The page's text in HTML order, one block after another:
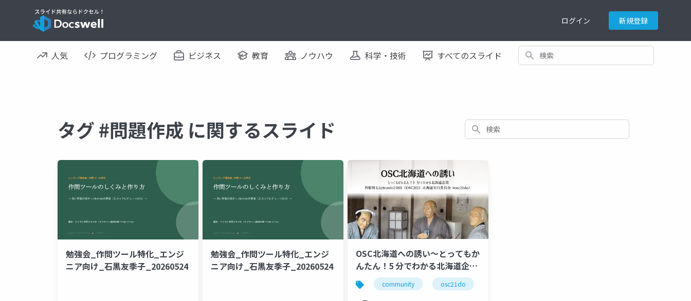
ログイン 新規登録
人気 プログラミング ビジネス 教育 ノウハウ 科学・技術 すべてのスライド 検索
タグ #問題作成 に関するスライド 検索
勉強会_作問ツール特化_エンジ
ニア向け_石黒友季子_20260524
勉強会_作問ツール特化_エンジ
ニア向け_石黒友季子_20260524
OSC北海道への誘い〜とってもか
んたん！5 分でわかる北海道企
画〜
community osc21do